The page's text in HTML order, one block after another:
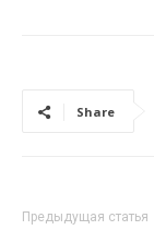
Share
Предыдущая статья